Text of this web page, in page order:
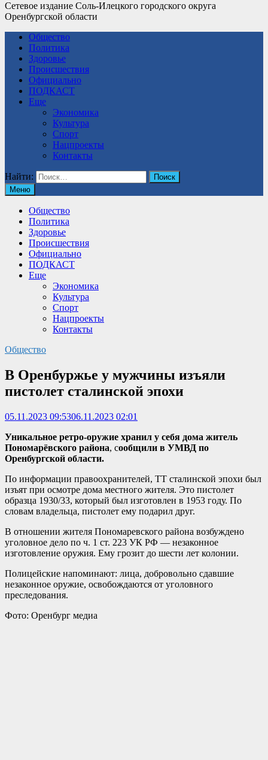
Сетевое издание Соль-Илецкого городского округа
Оренбургской области
Общество
Политика
Здоровье
Происшествия
Официально
ПОДКАСТ
Еще
Экономика
Культура
Спорт
Нацпроекты
Контакты
Найти:
Меню
Общество
Политика
Здоровье
Происшествия
Официально
ПОДКАСТ
Еще
Экономика
Культура
Спорт
Нацпроекты
Контакты
Общество
В Оренбуржье у мужчины изъяли
пистолет сталинской эпохи
05.11.2023 09:5306.11.2023 02:01
Уникальное ретро-оружие хранил у себя дома житель
Пономарёвского района, сообщили в УМВД по
Оренбургской области.
По информации правоохранителей, ТТ сталинской эпохи был
изъят при осмотре дома местного жителя. Это пистолет
образца 1930/33, который был изготовлен в 1953 году. По
словам владельца, пистолет ему подарил друг.
В отношении жителя Пономаревского района возбуждено
уголовное дело по ч. 1 ст. 223 УК РФ — незаконное
изготовление оружия. Ему грозит до шести лет колонии.
Полицейские напоминают: лица, добровольно сдавшие
незаконное оружие, освобождаются от уголовного
преследования.
Фото: Оренбург медиа